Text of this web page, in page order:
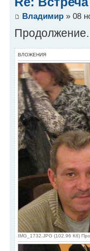
Владимир » 08
Продолжение.
ВЛОЖЕНИЯ
IMG_1732.JPG (102.96 Кб)